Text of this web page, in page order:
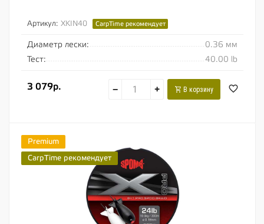
Артикул: XKIN40 CarpTime рекомендует
Диаметр лески:
0.36 мм
Тест:
40.00 lb
3 079р. − + В корзину
Premium
CarpTime рекомендует